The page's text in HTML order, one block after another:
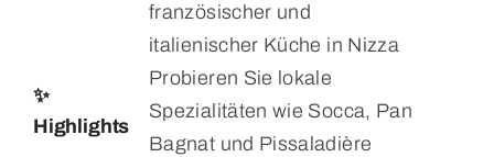
✨
Highlights
französischer und
italienischer Küche in Nizza
Probieren Sie lokale
Spezialitäten wie Socca, Pan
Bagnat und Pissaladière